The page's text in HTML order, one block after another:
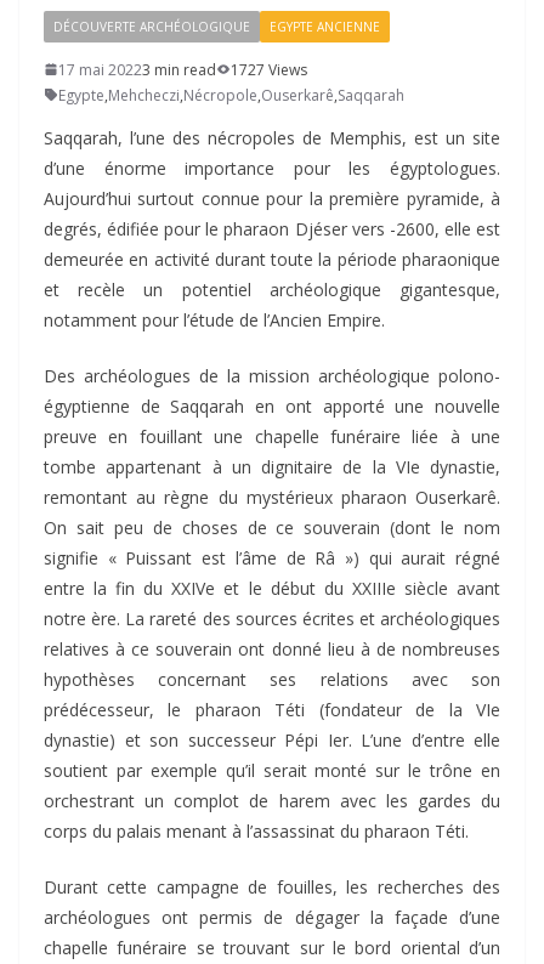
DÉCOUVERTE ARCHÉOLOGIQUE EGYPTE ANCIENNE
17 mai 20223 min read
1727 Views
Egypte,Mehcheczi,Nécropole,Ouserkarê,Saqqarah
Saqqarah, l’une des nécropoles de Memphis, est un site
d’une énorme importance pour les égyptologues.
Aujourd’hui surtout connue pour la première pyramide, à
degrés, édifiée pour le pharaon Djéser vers -2600, elle est
demeurée en activité durant toute la période pharaonique
et recèle un potentiel archéologique gigantesque,
notamment pour l’étude de l’Ancien Empire.
Des archéologues de la mission archéologique polono-
égyptienne de Saqqarah en ont apporté une nouvelle
preuve en fouillant une chapelle funéraire liée à une
tombe appartenant à un dignitaire de la VIe dynastie,
remontant au règne du mystérieux pharaon Ouserkarê.
On sait peu de choses de ce souverain (dont le nom
signifie « Puissant est l’âme de Râ ») qui aurait régné
entre la fin du XXIVe et le début du XXIIIe siècle avant
notre ère. La rareté des sources écrites et archéologiques
relatives à ce souverain ont donné lieu à de nombreuses
hypothèses concernant ses relations avec son
prédécesseur, le pharaon Téti (fondateur de la VIe
dynastie) et son successeur Pépi Ier. L’une d’entre elle
soutient par exemple qu’il serait monté sur le trône en
orchestrant un complot de harem avec les gardes du
corps du palais menant à l’assassinat du pharaon Téti.
Durant cette campagne de fouilles, les recherches des
archéologues ont permis de dégager la façade d’une
chapelle funéraire se trouvant sur le bord oriental d’un